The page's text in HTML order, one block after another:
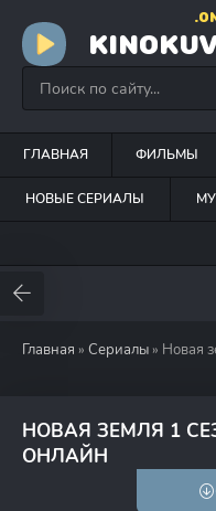
ГЛАВНАЯ ФИЛЬМЫ
НОВЫЕ СЕРИАЛЫ
Главная » Сериалы » Новая
НОВАЯ ЗЕМЛЯ 1
ОНЛАЙН